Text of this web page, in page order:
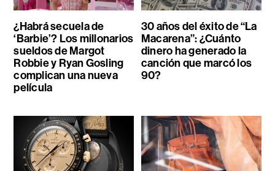
¿Habrá secuela de
‘Barbie’? Los millonarios
sueldos de Margot
Robbie y Ryan Gosling
complican una nueva
película
30 años del éxito de “La
Macarena”: ¿Cuánto
dinero ha generado la
canción que marcó los
90?